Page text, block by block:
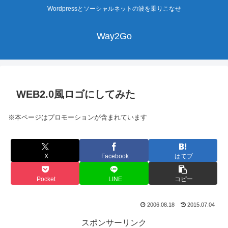
Wordpressとソーシャルネットの波を乗りこなせ
Way2Go
WEB2.0風ロゴにしてみた
※本ページはプロモーションが含まれています
X Facebook はてブ
Pocket LINE コピー
2006.08.18 2015.07.04
スポンサーリンク